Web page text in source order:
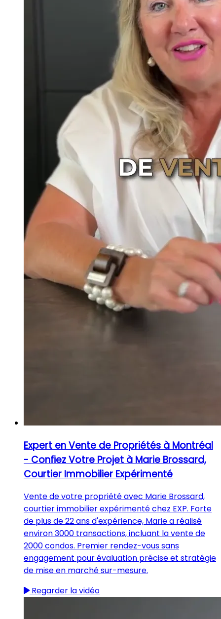
Expert en Vente de Propriétés à Montréal
- Confiez Votre Projet à Marie Brossard,
Courtier Immobilier Expérimenté
Vente de votre propriété avec Marie Brossard,
courtier immobilier expérimenté chez EXP. Forte
de plus de 22 ans d'expérience, Marie a réalisé
environ 3000 transactions, incluant la vente de
2000 condos. Premier rendez-vous sans
engagement pour évaluation précise et stratégie
de mise en marché sur-mesure.
Regarder la vidéo